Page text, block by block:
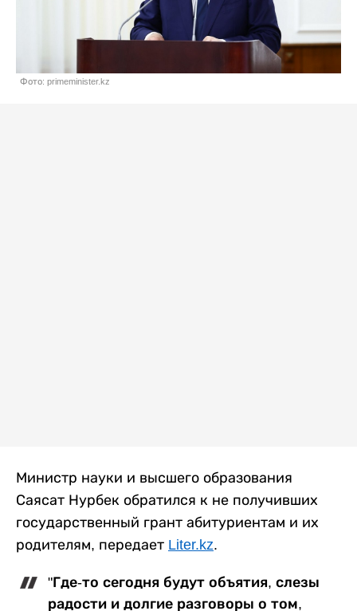
Фото: primeminister.kz
Министр науки и высшего образования
Саясат Нурбек обратился к не получивших
государственный грант абитуриентам и их
родителям, передает Liter.kz.
"Где-то сегодня будут объятия, слезы
радости и долгие разговоры о том,